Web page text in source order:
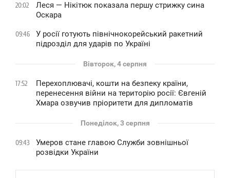
20:02
Леся — Нікітюк показала першу стрижку сина
Оскара
09:46
У росії готують північнокорейський ракетний
підрозділ для ударів по Україні
Вівторок, 4 серпня
17:52
Перехоплювачі, кошти на безпеку країни,
перенесення війни на територію росії: Євгеній
Хмара озвучив пріоритети для дипломатів
Понеділок, 3 серпня
09:43
Умеров стане главою Служби зовнішньої
розвідки України